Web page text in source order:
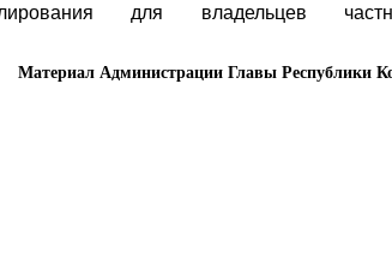
для владельцев
Материал Администрации Главы Республики